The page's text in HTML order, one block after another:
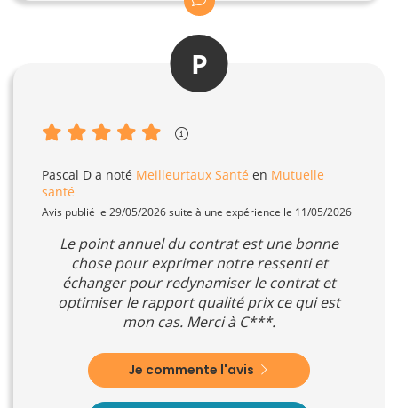
P
Pascal D a noté Meilleurtaux Santé en Mutuelle
santé
Avis publié le 29/05/2026 suite à une expérience le 11/05/2026
Le point annuel du contrat est une bonne
chose pour exprimer notre ressenti et
échanger pour redynamiser le contrat et
optimiser le rapport qualité prix ce qui est
mon cas. Merci à C***.
Je commente l'avis